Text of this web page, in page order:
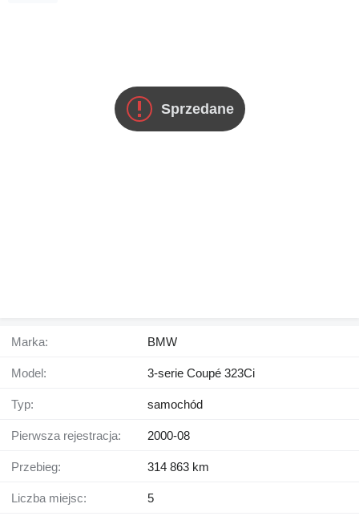
Sprzedane
Marka: BMW
Model: 3-serie Coupé 323Ci
Typ: samochód
Pierwsza rejestracja: 2000-08
Przebieg: 314 863 km
Liczba miejsc: 5